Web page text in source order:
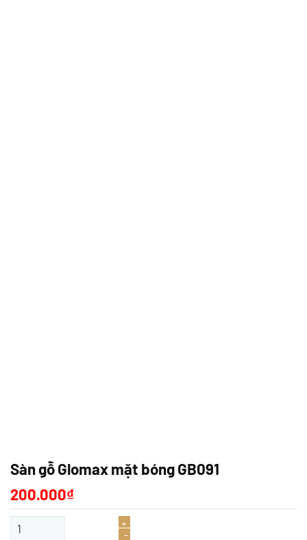
Sàn gỗ Glomax mặt bóng GB091
200.000₫
Sàn gỗ Glomax mặt bóng GB091 số lượng